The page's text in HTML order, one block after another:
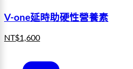
V-one延時助硬性營養素
NT$1,600